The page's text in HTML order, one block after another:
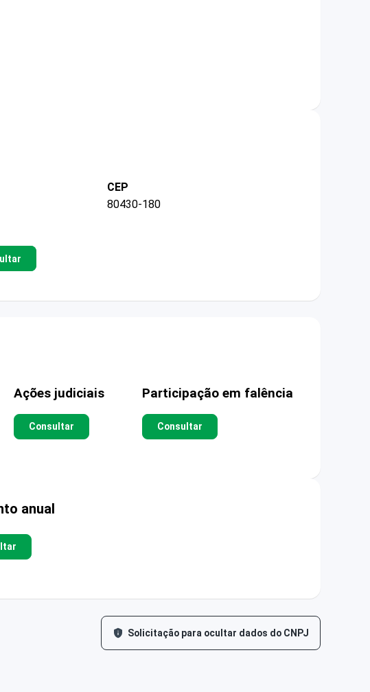
CEP
80430-180
Ações judiciais
Consultar
Participação em falência
Consultar
anual
Solicitação para ocultar dados do CNPJ